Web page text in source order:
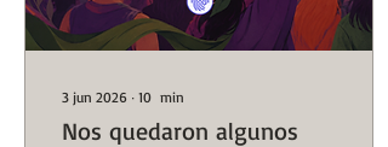
3 jun 2026 ∙ 10 min
Nos quedaron algunos